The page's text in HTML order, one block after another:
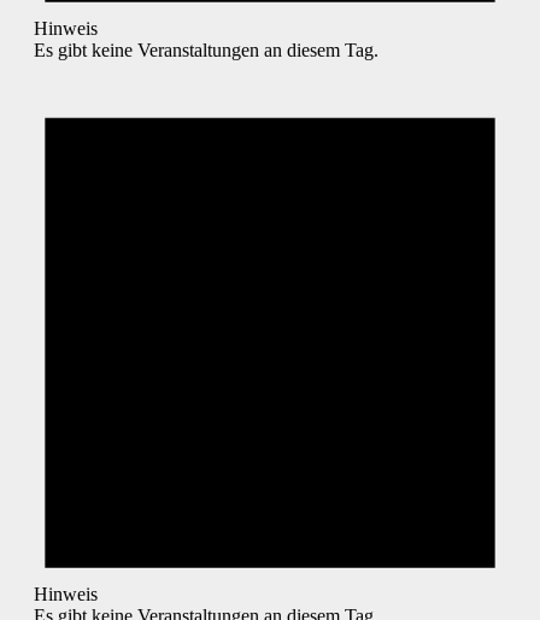
Hinweis
Es gibt keine Veranstaltungen an diesem Tag.
Hinweis